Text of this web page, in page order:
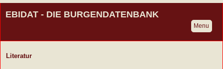
EBIDAT - DIE BURGENDATENBANK
Menu
Literatur